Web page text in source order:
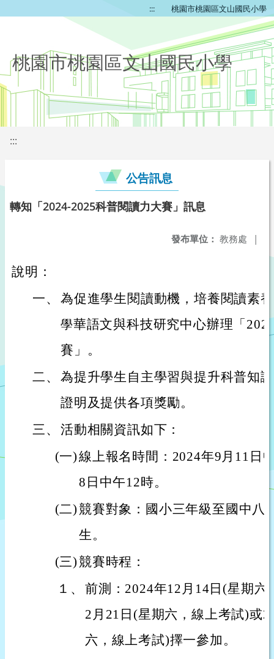
::: 桃園市桃園區文山國民小學
桃園市桃園區文山國民小學
:::
公告訊息
轉知「2024-2025科普閱讀力大賽」訊息
發布單位： 教務處 |
說明：
一、 為促進學生閱讀動機，培養閱讀素
學華語文與科技研究中心辦理「
賽」。
二、 為提升學生自主學習與提升科普知
證明及提供各項獎勵。
三、 活動相關資訊如下：
(一)線上報名時間：2024年9月11日
8日中午12時。
(二)競賽對象：國小三年級至國中八
生。
(三)競賽時程：
１、 前測：2024年12月14日(星期六
2月21日(星期六，線上考試)或
六，線上考試)擇一參加。